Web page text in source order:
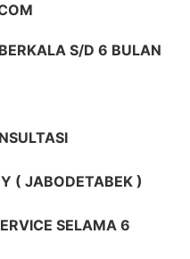
S/D 6 BULAN
( JABODETABEK )
SELAMA 6